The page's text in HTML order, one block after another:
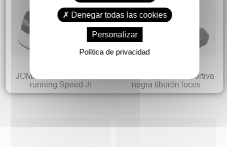
JOMA Zapatilla deportiva
running Speed Jr
PEKES Zapatilla deportiva
negra tiburón luces
Denegar todas las cookies
Personalizar
Política de privacidad